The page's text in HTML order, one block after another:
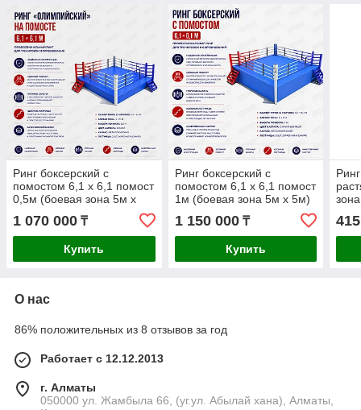
Ринг боксерский с
помостом 6,1 х 6,1 помост
0,5м (боевая зона 5м х
1 070 000 ₸
Купить
Ринг боксерский с
помостом 6,1 х 6,1 помост
1м (боевая зона 5м х 5м)
1 150 000₸
Купить
О нас
86% положительных из 8 отзывов за год
Работает с 12.12.2013
г. Алматы
050000 ул. Жамбыла 66, (уг.ул. Абылай хана), Алматы,